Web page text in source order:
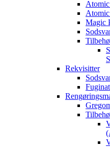
Magic
Rekvisitter